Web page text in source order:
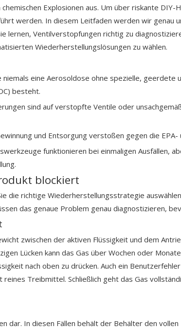
Explosionen aus. Um über riskante
werden. In diesem Leitfaden werden wir genau
lernen, Ventilverstopfungen richtig zu
Wiederherstellungslösungen zu wählen.
niemals eine Aerosoldose ohne spezielle, geerdete
besteht.
sind auf verstopfte Ventile oder
und Entsorgung verstoßen gegen die
funktionieren bei einmaligen Ausfällen,
blockiert
die richtige Wiederherstellungsstrategie
das genaue Problem genau diagnostizieren,
zwischen der aktiven Flüssigkeit und dem
Lücken kann das Gas über Wochen oder
nach oben zu drücken. Auch ein
Treibmittel. Schließlich geht das Gas
dar. In diesen Fällen behält der Behälter den